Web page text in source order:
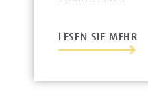
LESEN SIE MEHR